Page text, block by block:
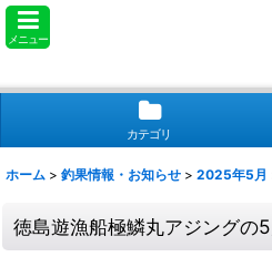
メニュー
カテゴリ
ホーム > 釣果情報・お知らせ > 2025年5月
徳島遊漁船極鱗丸アジング